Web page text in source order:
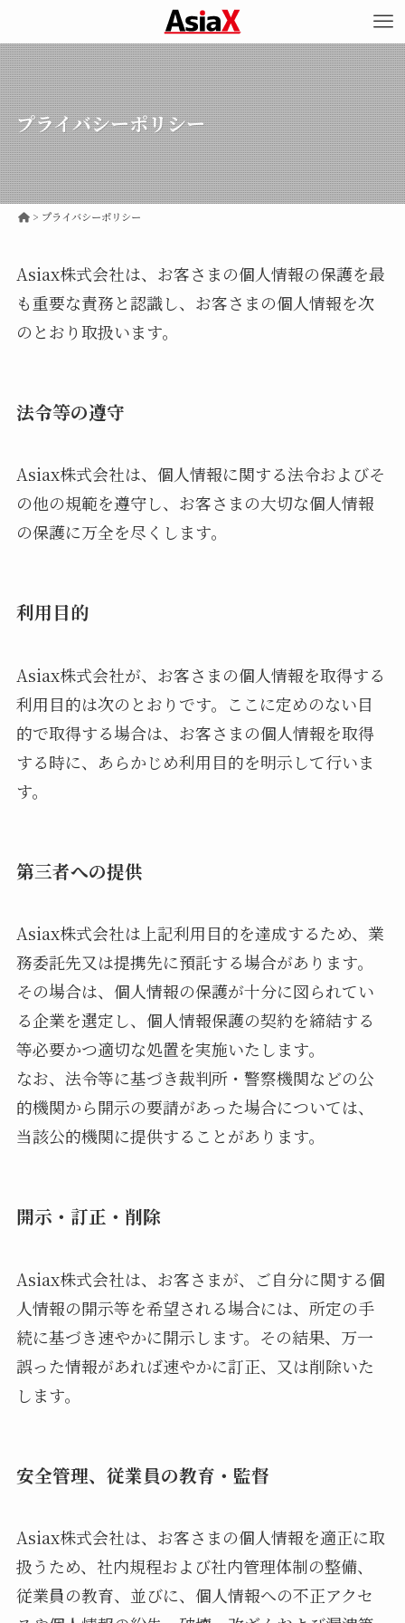
プライバシーポリシー
> プライバシーポリシー
Asiax株式会社は、お客さまの個人情報の保護を最
も重要な責務と認識し、お客さまの個人情報を次
のとおり取扱います。
法令等の遵守
Asiax株式会社は、個人情報に関する法令およびそ
の他の規範を遵守し、お客さまの大切な個人情報
の保護に万全を尽くします。
利用目的
Asiax株式会社が、お客さまの個人情報を取得する
利用目的は次のとおりです。ここに定めのない目
的で取得する場合は、お客さまの個人情報を取得
する時に、あらかじめ利用目的を明示して行いま
す。
第三者への提供
Asiax株式会社は上記利用目的を達成するため、業
務委託先又は提携先に預託する場合があります。
その場合は、個人情報の保護が十分に図られてい
る企業を選定し、個人情報保護の契約を締結する
等必要かつ適切な処置を実施いたします。
なお、法令等に基づき裁判所・警察機関などの公
的機関から開示の要請があった場合については、
当該公的機関に提供することがあります。
開示・訂正・削除
Asiax株式会社は、お客さまが、ご自分に関する個
人情報の開示等を希望される場合には、所定の手
続に基づき速やかに開示します。その結果、万一
誤った情報があれば速やかに訂正、又は削除いた
します。
安全管理、従業員の教育・監督
Asiax株式会社は、お客さまの個人情報を適正に取
扱うため、社内規程および社内管理体制の整備、
従業員の教育、並びに、個人情報への不正アクセ